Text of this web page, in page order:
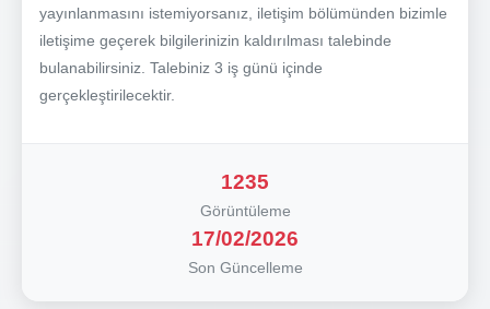
yayınlanmasını istemiyorsanız, iletişim bölümünden bizimle
iletişime geçerek bilgilerinizin kaldırılması talebinde
bulanabilirsiniz. Talebiniz 3 iş günü içinde
gerçekleştirilecektir.
1235
Görüntüleme
17/02/2026
Son Güncelleme